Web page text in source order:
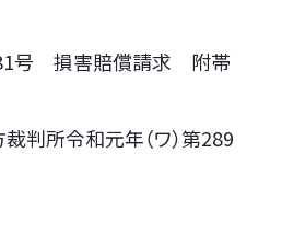
号 損害賠償請求 附帯
判所令和元年（ワ）第289